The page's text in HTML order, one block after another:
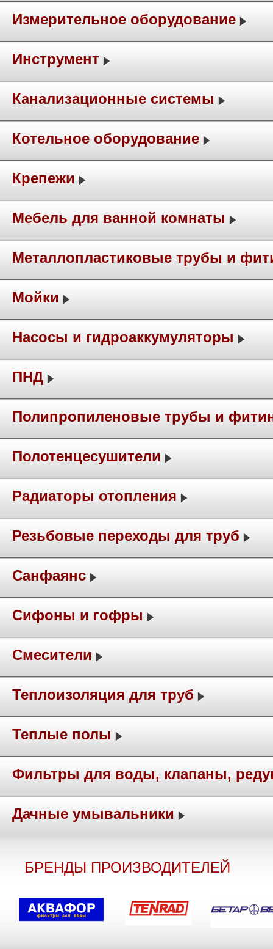
Измерительное оборудование
Инструмент
Канализационные системы
Котельное оборудование
Крепежи
Мебель для ванной комнаты
Металлопластиковые трубы и
Мойки
Насосы и гидроаккумуляторы
ПНД
Полипропиленовые трубы и
Полотенцесушители
Радиаторы отопления
Резьбовые переходы для труб
Санфаянс
Сифоны и гофры
Смесители
Теплоизоляция для труб
Теплые полы
Фильтры для воды, клапаны,
Дачные умывальники
БРЕНДЫ ПРОИЗВОДИТЕЛЕЙ